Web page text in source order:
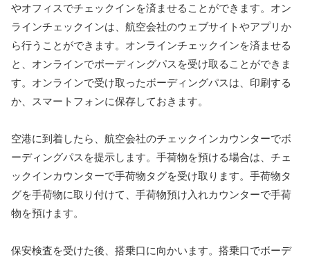
やオフィスでチェックインを済ませることができます。オン
ラインチェックインは、航空会社のウェブサイトやアプリか
ら行うことができます。オンラインチェックインを済ませる
と、オンラインでボーディングパスを受け取ることができま
す。オンラインで受け取ったボーディングパスは、印刷する
か、スマートフォンに保存しておきます。
空港に到着したら、航空会社のチェックインカウンターでボ
ーディングパスを提示します。手荷物を預ける場合は、チェ
ックインカウンターで手荷物タグを受け取ります。手荷物タ
グを手荷物に取り付けて、手荷物預け入れカウンターで手荷
物を預けます。
保安検査を受けた後、搭乗口に向かいます。搭乗口でボーデ